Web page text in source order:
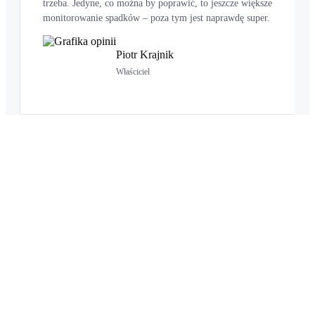
trzeba. Jedyne, co można by poprawić, to jeszcze większe
monitorowanie spadków – poza tym jest naprawdę super.
Piotr Krajnik
Właściciel